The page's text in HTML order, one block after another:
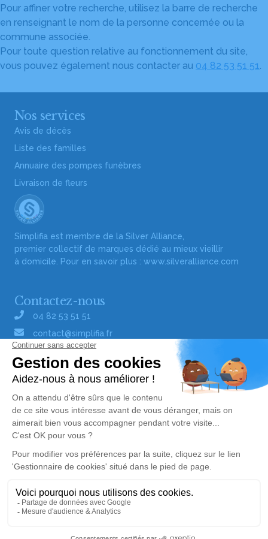
Pour affiner votre recherche, utilisez la barre de recherche
en renseignant le nom de la personne concernée ou la
commune associée.
Pour toute question relative au fonctionnement du site,
vous pouvez également nous contacter au 04 82 53 51 51.
Alerte décès 60
Nos services
Avis de décès
Liste des familles
Annuaire des pompes funèbres
Livraison de fleurs
Simplifia est membre de la Silver Alliance,
premier collectif de marques dédié au mieux vieillir
à domicile. Pour en savoir plus : www.silveralliance.com
Contactez-nous
04 82 53 51 51
contact@simplifia.fr
Réseaux sociaux
Liens utiles
Publier un avis de décès
Signaler un abus/une erreur
Consultez nos offres d'emploi
Politique de traitement des données